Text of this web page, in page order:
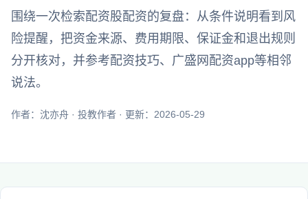
围绕一次检索配资股配资的复盘：从条件说明看到风
险提醒，把资金来源、费用期限、保证金和退出规则
分开核对，并参考配资技巧、广盛网配资app等相邻
说法。
作者：沈亦舟 · 投教作者 · 更新：2026-05-29